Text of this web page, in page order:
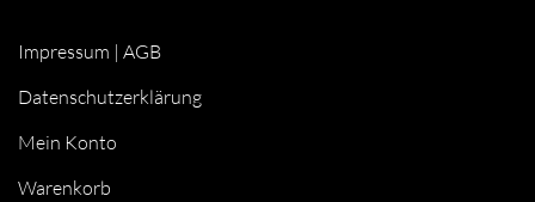
Impressum | AGB
Datenschutzerklärung
Mein Konto
Warenkorb